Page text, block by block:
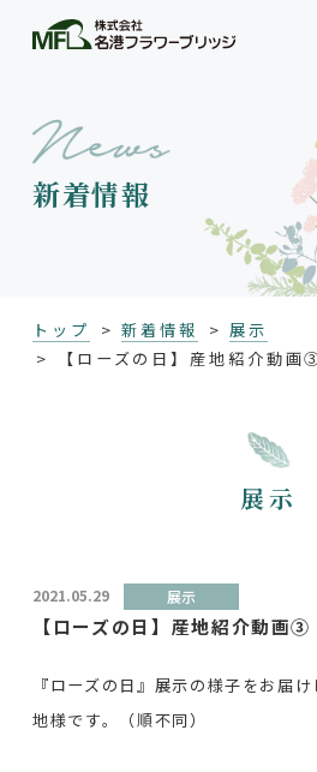
新着情報
トップ 新着情報
展示
【ローズの日】産地紹介動画
展示
2021.05.29 展示
【ローズの日】産地紹介動画③
『ローズの日』展示の様子をお届
地様です。（順不同）